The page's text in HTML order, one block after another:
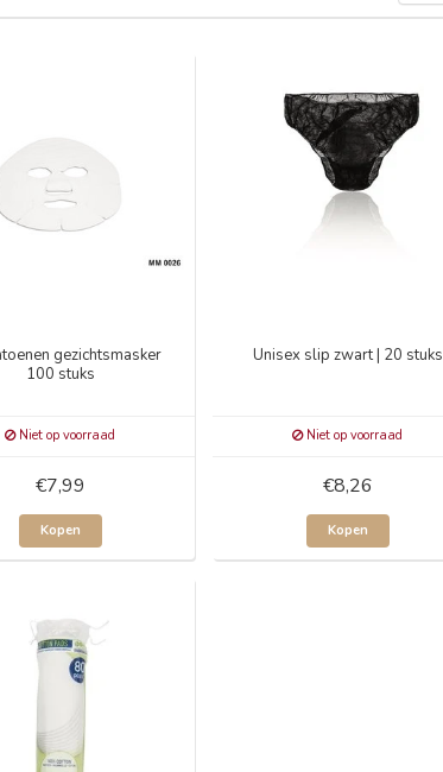
gezichtsmasker
100 stuks
Niet op voorraad
€7,99
Kopen
Unisex slip zwart | 20 stuks
Niet op voorraad
€8,26
Kopen